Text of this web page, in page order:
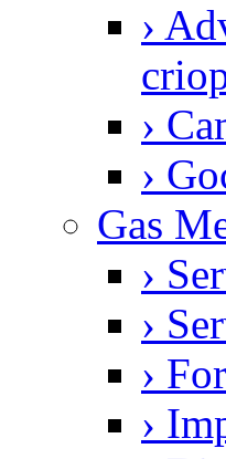
›
›
›
Gas
›
›
›
›